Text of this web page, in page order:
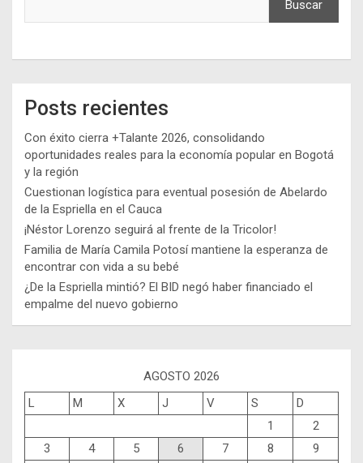
Buscar
Posts recientes
Con éxito cierra +Talante 2026, consolidando
oportunidades reales para la economía popular en Bogotá
y la región
Cuestionan logística para eventual posesión de Abelardo
de la Espriella en el Cauca
¡Néstor Lorenzo seguirá al frente de la Tricolor!
Familia de María Camila Potosí mantiene la esperanza de
encontrar con vida a su bebé
¿De la Espriella mintió? El BID negó haber financiado el
empalme del nuevo gobierno
AGOSTO 2026
L
M X J V S
D
1
2
3
4 5 6 7 8
9